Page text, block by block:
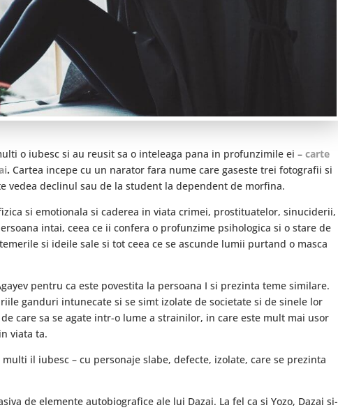
o iubesc si au reusit sa o inteleaga pana in profunzimile ei –carte
.Cartea incepe cu un narator fara nume care gaseste trei fotografii si
vedea declinul sau de la student la dependent de morfina.
si emotionala si caderea in viata crimei, prostituatelor, sinuciderii,
intai, ceea ce ii confera o profunzime psihologica si o stare de
si ideile sale si tot ceea ce se ascunde lumii purtand o masca
pentru ca este povestita la persoana I si prezinta teme similare.
ganduri intunecate si se simt izolate de societate si de sinele lor
care sa se agate intr-o lume a strainilor, in care este mult mai usor
viata ta.
il iubesc – cu personaje slabe, defecte, izolate, care se prezinta
de elemente autobiografice ale lui Dazai. La fel ca si Yozo, Dazai si-